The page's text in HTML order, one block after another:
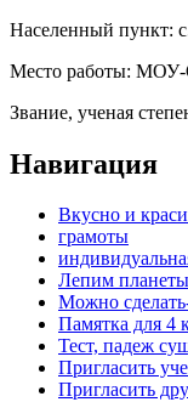
Населенный пункт:
Место работы: МОУ-
Звание, ученая
Навигация
Вкусно и
грамоты
Лепим
Можно
Памятка для 4
Тест, падеж
Пригласить
Пригласить